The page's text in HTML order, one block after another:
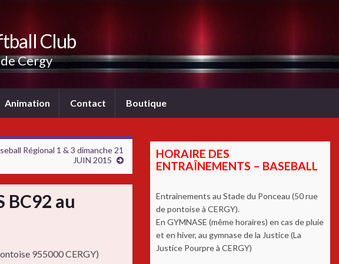
Club
Cergy
Animation Contact Boutique
Régional 1 & 3 dimanche 21
JUIN 2015
BC92 au
955000 CERGY)
HORAIRE DES
ENTRAÎNEMENTS – BASEBALL
Entrainements au Stade du Ponceau (50 rue
de pontoise à CERGY).
En GYMNASE (même horaires) en cas de pluie
et en hiver, au gymnase de la Justice (La
Justice Pourpre à CERGY)